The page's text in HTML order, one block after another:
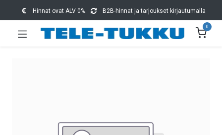
Hinnat ovat ALV 0%. B2B-hinnat ja tarjoukset kirjautumalla
0